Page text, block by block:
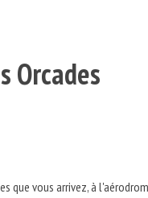
Orcades
que vous arrivez, à